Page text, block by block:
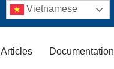
Articles Documentation
Vietnamese